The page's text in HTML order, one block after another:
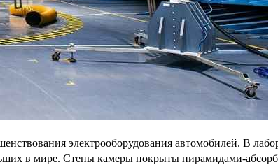
электрооборудования автомобилей. В
в мире. Стены камеры покрыты пирамидами-